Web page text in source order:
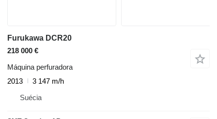
Furukawa DCR20
218 000 €
Máquina perfuradora
2013
3 147 m/h
Suécia